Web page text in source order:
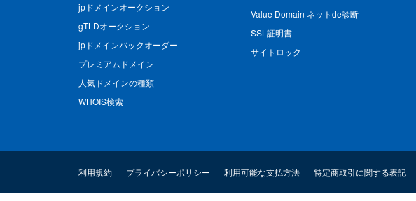
jpドメインオークション
gTLDオークション
jpドメインバックオーダー
プレミアムドメイン
人気ドメインの種類
WHOIS検索
Value Domain ネットde診断
SSL証明書
サイトロック
利用規約 プライバシーポリシー 利用可能な支払方法 特定商取引に関する表記